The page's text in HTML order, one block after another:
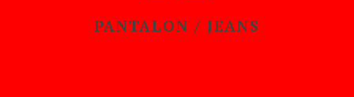
PANTALON / JEANS